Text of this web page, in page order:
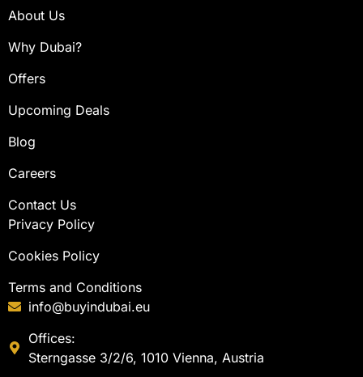
About Us
Why Dubai?
Offers
Upcoming Deals
Blog
Careers
Contact Us
Privacy Policy
Cookies Policy
Terms and Conditions
info@buyindubai.eu
Offices:
Sterngasse 3/2/6, 1010 Vienna, Austria